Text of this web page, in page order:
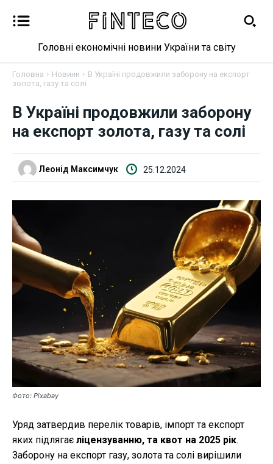
Новини
Бізнес
Фінанси
Валютний ринок
Робота і освіта
Публікації
ФОП
Курс валют
Ми в соц. мережах
Головні економічні новини України та світу
Головна Новини
В Україні продовжили заборону на експорт
золота, газу та солі
В Україні продовжили заборону
на експорт золота, газу та солі
Леонід Максимчук 25.12.2024
Фото: Pixabay
Уряд затвердив перелік товарів, імпорт та експорт
яких підлягає ліцензуванню, та квот на 2025 рік.
Заборону на експорт газу, золота та солі вирішили